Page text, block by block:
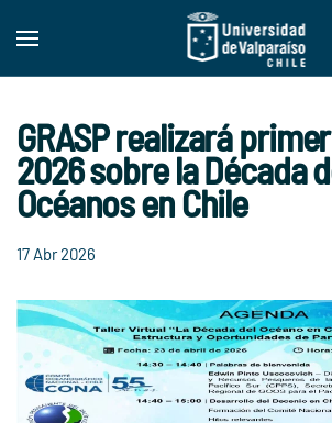
Skip to main content
GRASP realizará
2026 sobre la Década
Océanos en Chile
17 Abr 2026